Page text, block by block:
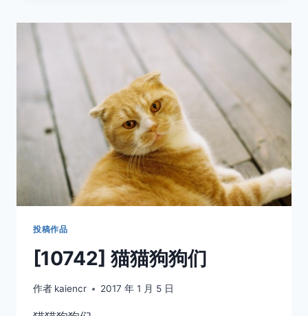
IV
投稿作品
[10742] 猫猫狗狗们
作者 kaiencr 2017 年 1 月 5 日